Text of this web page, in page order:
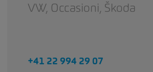
VW, Occasioni, Škoda
+41 22 994 29 07